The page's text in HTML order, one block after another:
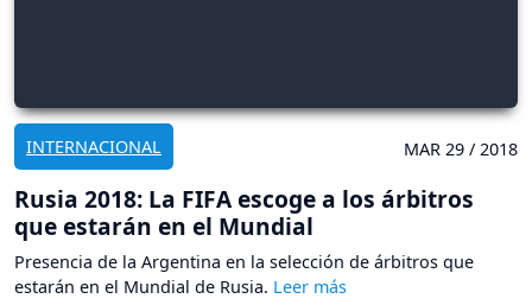
INTERNACIONAL MAR 29 / 2018
Rusia 2018: La FIFA escoge a los árbitros
que estarán en el Mundial
Presencia de la Argentina en la selección de árbitros que
estarán en el Mundial de Rusia.